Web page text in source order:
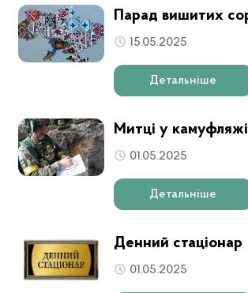
Парад вишитих
15.05.2025
Детальніше
Митці у камуфляжі
01.05.2025
Детальніше
Денний стаціонар
01.05.2025